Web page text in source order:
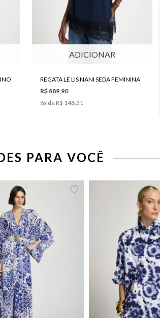
ADICIONAR
REGATA LE LIS NANI SEDA FEMININA
R$ 889,90
6x de R$ 148,31
PARA VOCÊ